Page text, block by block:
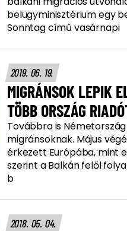
belügyminisztérium egy
Sonntag című vasárnapi
2019. 06. 19.
MIGRÁNSOK LEPIK
TÖBB ORSZÁG
Továbbra is
migránsoknak. Május
érkezett Európába, mint
szerint a Balkán felől
b
2018. 05. 04.